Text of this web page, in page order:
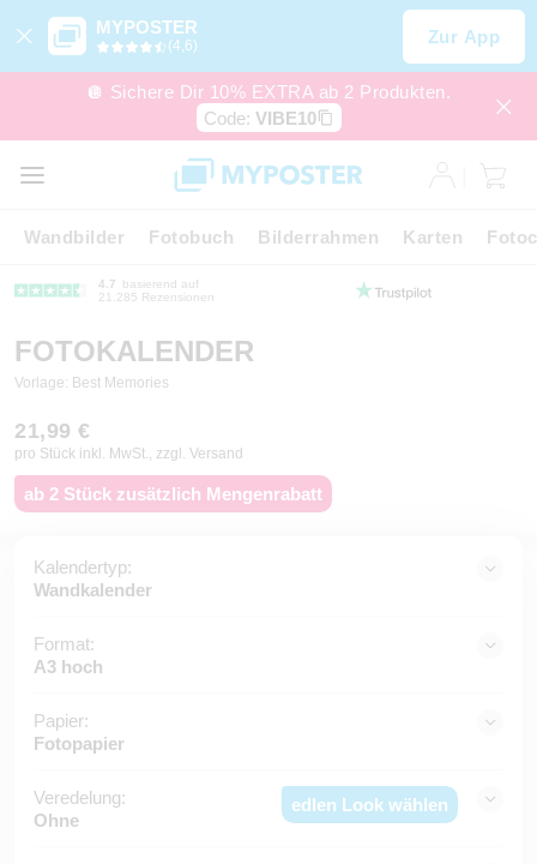
MYPOSTER
(4,6) Zur App
🪩 Sichere Dir 10% EXTRA ab 2 Produkten.
Code: VIBE10
Wandbilder Fotobuch Bilderrahmen Karten
4.7
basierend auf
21.285 Rezensionen
FOTOKALENDER
Vorlage: Best Memories
21,99 €
pro Stück inkl. MwSt., zzgl. Versand
ab 2 Stück zusätzlich Mengenrabatt
Kalendertyp:
Wandkalender
Format:
A3 hoch
Papier:
Fotopapier
Veredelung:
Ohne
edlen Look wählen